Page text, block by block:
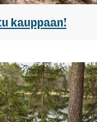
kauppaan!